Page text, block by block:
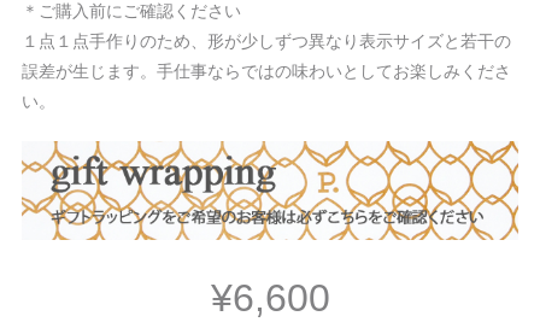
＊ご購入前にご確認ください
１点１点手作りのため、形が少しずつ異なり表示サイズと若干の
誤差が生じます。手仕事ならではの味わいとしてお楽しみくださ
い。
¥6,600